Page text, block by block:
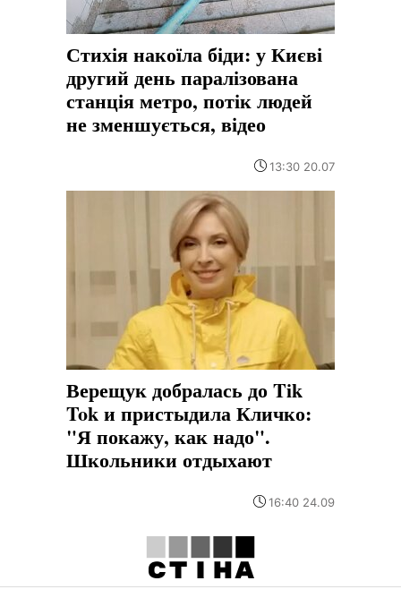
Стихія накоїла біди: у Києві
другий день паралізована
станція метро, потік людей
не зменшується, відео
13:30 20.07
Верещук добралась до Tik
Tok и пристыдила Кличко:
"Я покажу, как надо".
Школьники отдыхают
16:40 24.09